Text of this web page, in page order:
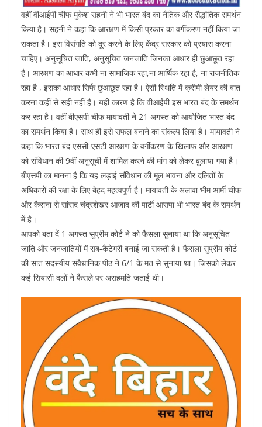
वहीं वीआईपी चीफ मुकेश सहनी ने भी भारत बंद का नैतिक और सैद्धांतिक समर्थन
किया है। सहनी ने कहा कि आरक्षण में किसी प्रकार का वर्गीकरण नहीं किया जा
सकता है। इस विसंगति को दूर करने के लिए केंद्र सरकार को प्रयास करना
चाहिए। अनुसूचित जाति, अनुसूचित जनजाति जिनका आधार ही छुआछूत रहा
है। आरक्षण का आधार कभी ना सामाजिक रहा,ना आर्थिक रहा है, ना राजनीतिक
रहा है , इसका आधार सिर्फ छुआछूत रहा है। ऐसी स्थिति में क्रीमी लेयर की बात
करना कहीं से सही नहीं है। यही कारण है कि वीआईपी इस भारत बंद के समर्थन
कर रहा है। वहीं बीएसपी चीफ मायावती ने 21 अगस्त को आयोजित भारत बंद
का समर्थन किया है। साथ ही इसे सफल बनाने का संकल्प लिया है। मायावती ने
कहा कि भारत बंद एससी-एसटी आरक्षण के वर्गीकरण के खिलाफ़ और आरक्षण
को संविधान की 9वीं अनुसूची में शामिल करने की मांग को लेकर बुलाया गया है।
बीएसपी का मानना है कि यह लड़ाई संविधान की मूल भावना और दलितों के
अधिकारों की रक्षा के लिए बेहद महत्वपूर्ण है। मायावती के अलावा भीम आर्मी चीफ
और कैराना से सांसद चंद्रशेखर आजाद की पार्टी आसपा भी भारत बंद के समर्थन
में है।
आपको बता दें 1 अगस्त सुप्रीम कोर्ट ने को फैसला सुनाया था कि अनुसूचित
जाति और जनजातियों में सब-कैटेगरी बनाई जा सकती है। फैसला सुप्रीम कोर्ट
की सात सदस्यीय संवैधानिक पीठ ने 6/1 के मत से सुनाया था। जिसको लेकर
कई सियासी दलों ने फैसले पर असहमति जताई थी।